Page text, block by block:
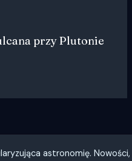
przy Plutonie
astronomię. Nowości,